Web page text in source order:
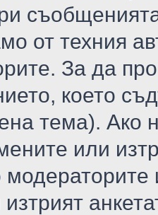
от техния
За да
което
тема). Ако
или